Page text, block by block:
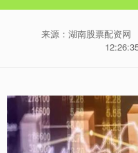
来源：湖南股票配资网